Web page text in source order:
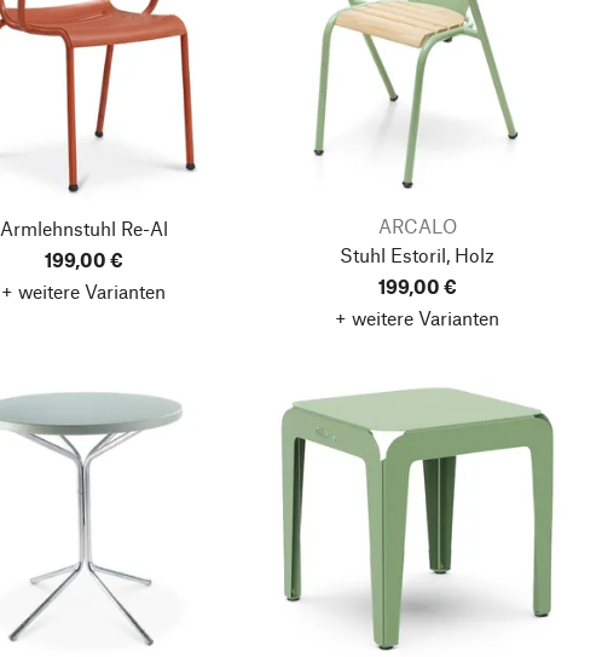
Armlehnstuhl Re-Al
199,00 €
+ weitere Varianten
ARCALO
Stuhl Estoril, Holz
199,00 €
+ weitere Varianten